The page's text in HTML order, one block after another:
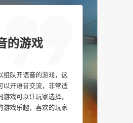
的游戏
组队开语音的游戏，这
以开语音交流，非常适
戏可以让玩家选择，
游戏乐趣，喜欢的玩家